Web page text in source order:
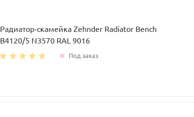
Радиатор-скамейка Zehnder Radiator Bench
B4120/5 N3570 RAL 9016
Под заказ